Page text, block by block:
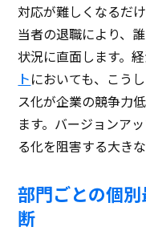
対応が難しくなるだ
当者の退職により、
状況に直面します。
トにおいても、こう
ス化が企業の競争力
ます。バージョンア
る化を阻害する大きな
部門ごとの個
断